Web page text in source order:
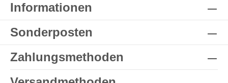
Informationen
Sonderposten
Zahlungsmethoden